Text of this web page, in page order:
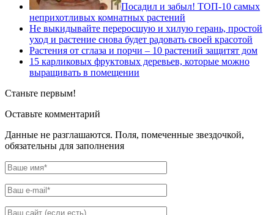
Посадил и забыл! ТОП-10 самых
неприхотливых комнатных растений
Не выкидывайте переросшую и хилую герань, простой
уход и растение снова будет радовать своей красотой
Растения от сглаза и порчи – 10 растений защитят дом
15 карликовых фруктовых деревьев, которые можно
выращивать в помещении
Станьте первым!
Оставьте комментарий
Данные не разглашаются. Поля, помеченные звездочкой,
обязательны для заполнения